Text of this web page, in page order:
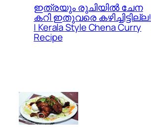
ഇത്രയും രുചിയിൽ ചേന
കറി ഇതുവരെ കഴിച്ചിട്ടില്ല!
| Kerala Style Chena Curry
Recipe